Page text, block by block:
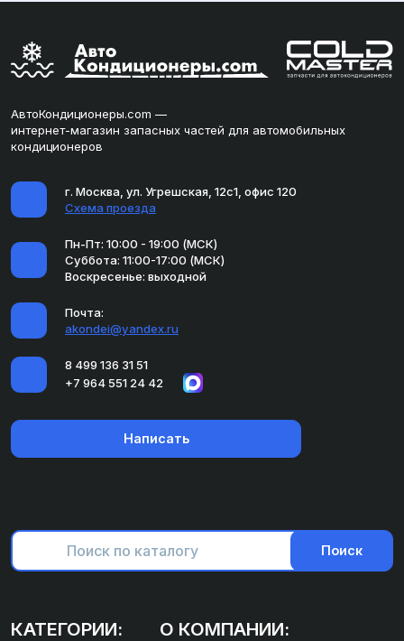
АвтоКондиционеры.com —
интернет-магазин запасных частей для автомобильных
кондиционеров
г. Москва, ул. Угрешская, 12с1, офис 120
Схема проезда
Пн-Пт: 10:00 - 19:00 (МСК)
Суббота: 11:00-17:00 (МСК)
Воскресенье: выходной
Почта:
akondei@yandex.ru
8 499 136 31 51
+7 964 551 24 42
Написать
Поиск
КАТЕГОРИИ: О КОМПАНИИ: